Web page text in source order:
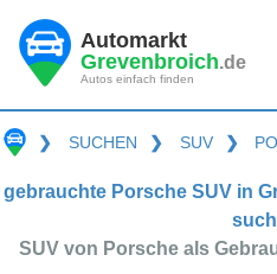
Automarkt
Grevenbroich.de
Autos einfach finden
❯ SUCHEN ❯ SUV ❯
gebrauchte Porsche SUV in
SUV von Porsche als